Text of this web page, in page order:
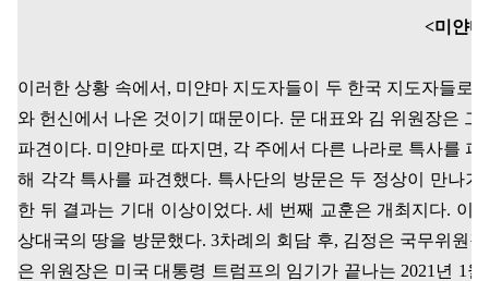
<미얀
이러한 상황 속에서 , 미얀마 지도자들이 두 한국 지도자들로
와 헌신에서 나온 것이기 때문이다. 문 대표와 김 위원장은
파견이다. 미얀마로 따지면 , 각 주에서 다른 나라로 특사를
해 각각 특사를 파견했다. 특사단의 방문은 두 정상이 만나기
한 뒤 결과는 기대 이상이었다.세 번째 교훈은 개최지다. 이
상대국의 땅을 방문했다. 3차례의 회담 후, 김정은 국무위원
은 위원장은 미국 대통령 트럼프의 임기가 끝나는 2021 년 1 월